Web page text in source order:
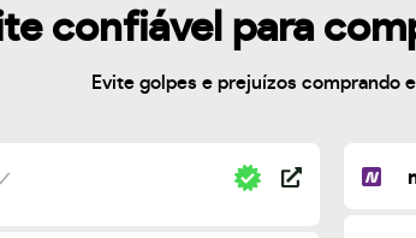
confiável para
Evite golpes e prejuízos comprando